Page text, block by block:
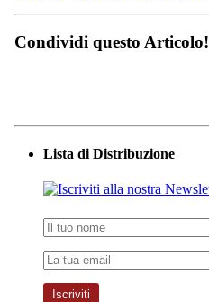
Condividi questo Articolo!
Lista di Distribuzione
Iscriviti